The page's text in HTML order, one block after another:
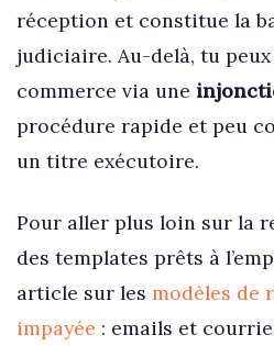
réception et constitue la
judiciaire. Au-delà, tu
commerce via une
procédure rapide et peu
un titre exécutoire.
Pour aller plus loin sur la
des templates prêts à
article sur les modèles de
impayée : emails et